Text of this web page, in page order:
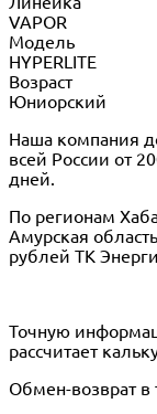
VAPOR
Модель
HYPERLITE
Возраст
Юниорский
Наша компания
всей России от
дней.
По регионам
Амурская
рублей ТК
Точную
рассчитает
Обмен-возврат в